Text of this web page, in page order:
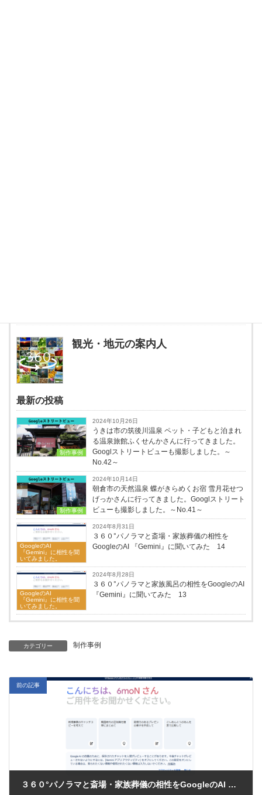
観光・地元の案内人
最新の投稿
制作事例
2024年10月26日
うきは市の筑後川温泉 ペット・子どもと泊まれ
る温泉旅館ふくせんかさんに行ってきました。
Googlストリートビューも撮影しました。～
No.42～
制作事例
2024年10月14日
朝倉市の天然温泉 蝶がきらめくお宿 雪月花せつ
げっかさんに行ってきました。Googlストリート
ビューも撮影しました。～No.41～
GoogleのAI
『Gemini』に相性を聞
いてみました。
2024年8月31日
３６０°パノラマと斎場・家族葬儀の相性を
GoogleのAI 『Gemini』に聞いてみた 14
GoogleのAI
『Gemini』に相性を聞
いてみました。
2024年8月28日
３６０°パノラマと家族風呂の相性をGoogleのAI
『Gemini』に聞いてみた 13
カテゴリー 制作事例
前の記事
３６０°パノラマと斎場・家族葬儀の相性をGoogleのAI 『Gemini』に聞いてみた 14